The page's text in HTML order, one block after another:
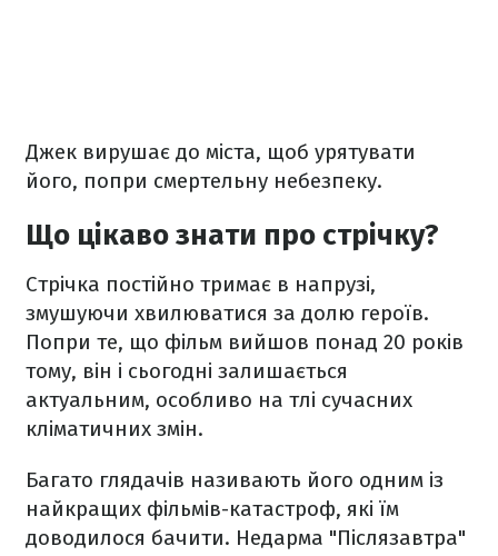
Джек вирушає до міста, щоб урятувати
його, попри смертельну небезпеку.
Що цікаво знати про стрічку?
Стрічка постійно тримає в напрузі,
змушуючи хвилюватися за долю героїв.
Попри те, що фільм вийшов понад 20 років
тому, він і сьогодні залишається
актуальним, особливо на тлі сучасних
кліматичних змін.
Багато глядачів називають його одним із
найкращих фільмів-катастроф, які їм
доводилося бачити. Недарма "Післязавтра"